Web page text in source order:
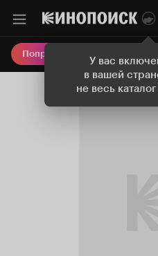
У вас
в вашей
не весь
Попробовать Плюс